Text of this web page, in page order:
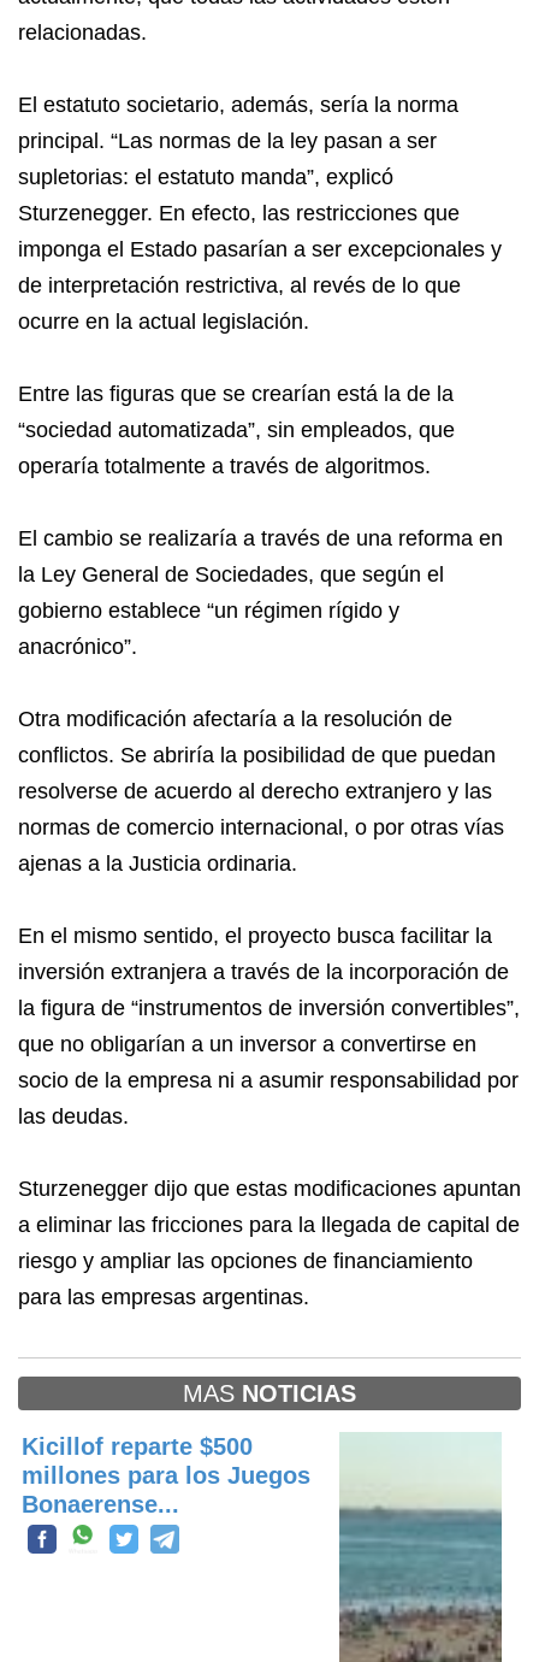
relacionadas.
El estatuto societario, además, sería la norma
principal. “Las normas de la ley pasan a ser
supletorias: el estatuto manda”, explicó
Sturzenegger. En efecto, las restricciones que
imponga el Estado pasarían a ser excepcionales y
de interpretación restrictiva, al revés de lo que
ocurre en la actual legislación.
Entre las figuras que se crearían está la de la
“sociedad automatizada”, sin empleados, que
operaría totalmente a través de algoritmos.
El cambio se realizaría a través de una reforma en
la Ley General de Sociedades, que según el
gobierno establece “un régimen rígido y
anacrónico”.
Otra modificación afectaría a la resolución de
conflictos. Se abriría la posibilidad de que puedan
resolverse de acuerdo al derecho extranjero y las
normas de comercio internacional, o por otras vías
ajenas a la Justicia ordinaria.
En el mismo sentido, el proyecto busca facilitar la
inversión extranjera a través de la incorporación de
la figura de “instrumentos de inversión convertibles”,
que no obligarían a un inversor a convertirse en
socio de la empresa ni a asumir responsabilidad por
las deudas.
Sturzenegger dijo que estas modificaciones apuntan
a eliminar las fricciones para la llegada de capital de
riesgo y ampliar las opciones de financiamiento
para las empresas argentinas.
MAS NOTICIAS
Kicillof reparte $500
millones para los Juegos
Bonaerense...